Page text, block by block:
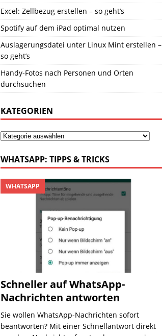
Excel: Zellbezug erstellen – so geht’s
Spotify auf dem iPad optimal nutzen
Auslagerungsdatei unter Linux Mint erstellen –
so geht’s
Handy-Fotos nach Personen und Orten
durchsuchen
KATEGORIEN
WHATSAPP: TIPPS & TRICKS
Schneller auf WhatsApp-
Nachrichten antworten
WHATSAPP
Sie wollen WhatsApp-Nachrichten sofort
beantworten? Mit einer Schnellantwort direkt